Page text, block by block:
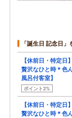
「誕生日 記念日
【休前日・特定日
贅沢なひと時＊色
風呂付客室】
ポイント2%
【休前日・特定日
贅沢なひと時＊色